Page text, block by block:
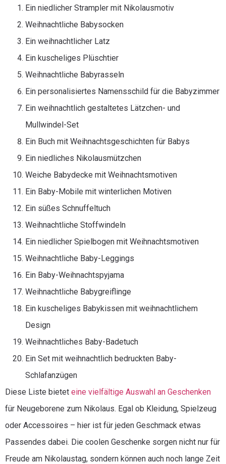
Ein niedlicher Strampler mit Nikolausmotiv
Weihnachtliche Babysocken
Ein weihnachtlicher Latz
Ein kuscheliges Plüschtier
Weihnachtliche Babyrasseln
Ein personalisiertes Namensschild für die Babyzimmer
Ein weihnachtlich gestaltetes Lätzchen- und
Mullwindel-Set
Ein Buch mit Weihnachtsgeschichten für Babys
Ein niedliches Nikolausmützchen
Weiche Babydecke mit Weihnachtsmotiven
Ein Baby-Mobile mit winterlichen Motiven
Ein süßes Schnuffeltuch
Weihnachtliche Stoffwindeln
Ein niedlicher Spielbogen mit Weihnachtsmotiven
Weihnachtliche Baby-Leggings
Ein Baby-Weihnachtspyjama
Weihnachtliche Babygreiflinge
Ein kuscheliges Babykissen mit weihnachtlichem
Design
Weihnachtliches Baby-Badetuch
Ein Set mit weihnachtlich bedruckten Baby-
Schlafanzügen
Diese Liste bietet eine vielfältige Auswahl an Geschenken
für Neugeborene zum Nikolaus. Egal ob Kleidung, Spielzeug
oder Accessoires – hier ist für jeden Geschmack etwas
Passendes dabei. Die coolen Geschenke sorgen nicht nur für
Freude am Nikolaustag, sondern können auch noch lange Zeit